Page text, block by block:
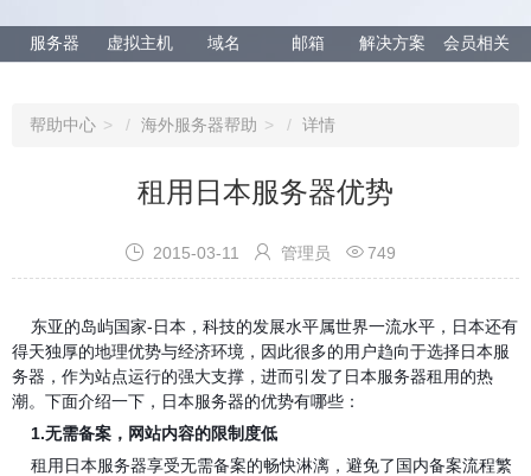
服务器 虚拟主机 域名 邮箱 解决方案 会员相关
帮助中心 海外服务器帮助 详情
租用日本服务器优势
 2015-03-11  管理员 749
东亚的岛屿国家-日本，科技的发展水平属世界一流水平，日本还有
得天独厚的地理优势与经济环境，因此很多的用户趋向于选择日本服
务器，作为站点运行的强大支撑，进而引发了日本服务器租用的热
潮。下面介绍一下，日本服务器的优势有哪些：
1.无需备案，网站内容的限制度低
租用日本服务器享受无需备案的畅快淋漓，避免了国内备案流程繁